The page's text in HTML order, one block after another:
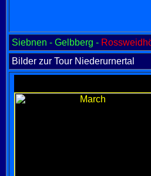
Siebnen - Gelbberg -
Bilder zur Tour Niederurnertal